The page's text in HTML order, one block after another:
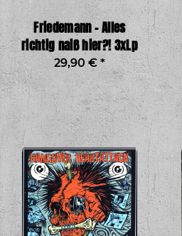
Friedemann - Alles
richtig naiß hier?! 3xLp
29,90 € *